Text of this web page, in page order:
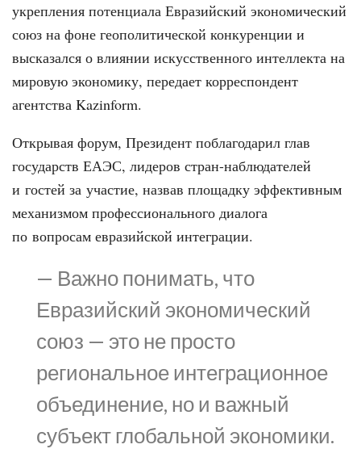
укрепления потенциала Евразийский экономический
союз на фоне геополитической конкуренции и
высказался о влиянии искусственного интеллекта на
мировую экономику, передает корреспондент
агентства Kazinform.
Открывая форум, Президент поблагодарил глав
государств ЕАЭС, лидеров стран-наблюдателей
и гостей за участие, назвав площадку эффективным
механизмом профессионального диалога
по вопросам евразийской интеграции.
— Важно понимать, что
Евразийский экономический
союз — это не просто
региональное интеграционное
объединение, но и важный
субъект глобальной экономики.